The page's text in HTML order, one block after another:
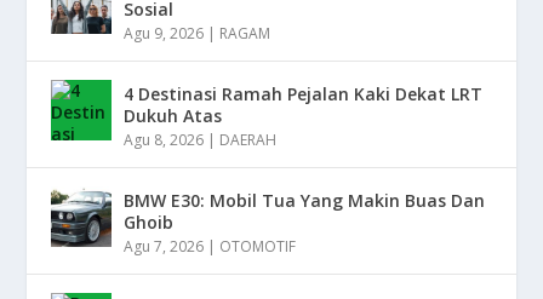
Sosial
Agu 9, 2026 | RAGAM
4 Destinasi Ramah Pejalan Kaki Dekat LRT
Dukuh Atas
Agu 8, 2026 | DAERAH
BMW E30: Mobil Tua Yang Makin Buas Dan
Ghoib
Agu 7, 2026 | OTOMOTIF